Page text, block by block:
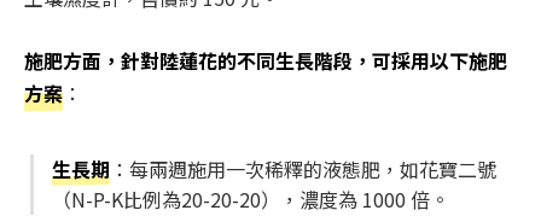
施肥方面，針對陸蓮花的不同生長階段，可採用以下施肥
方案 ：
生長期 ：每兩週施用一次稀釋的液態肥，如花寶二號
（N-P-K比例為20-20-20），濃度為 1000 倍。